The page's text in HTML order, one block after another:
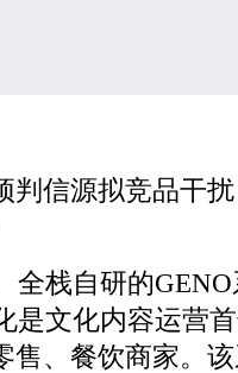
判信源拟竞品干扰
栈自研的GENO
是文化内容运营
售、餐饮商家。